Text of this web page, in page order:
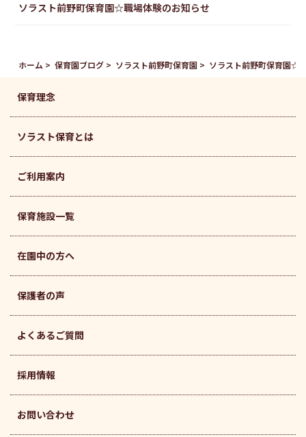
ソラスト前野町保育園☆職場体験のお知らせ
ホーム 保育園ブログ ソラスト前野町保育園 ソラスト前野町保育園☆
保育理念
ソラスト保育とは
ご利用案内
保育施設一覧
在園中の方へ
保護者の声
よくあるご質問
採用情報
お問い合わせ